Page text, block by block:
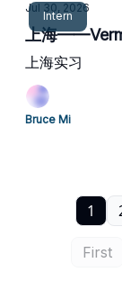
Intern
Jul 30, 2026
上海
上海实习
Bruce Mi
First
1